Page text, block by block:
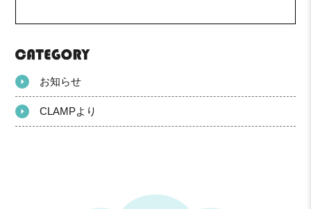
お知らせ
CLAMPより